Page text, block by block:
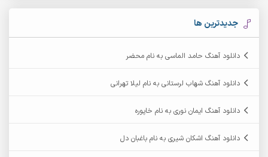
آرکاداش
جدیدترین ها
دانلود آهنگ حامد الماسی به نام محضر
دانلود آهنگ شهاب لرستانی به نام لیلا تهرانی
دانلود آهنگ ایمان نوری به نام خاپوره
دانلود آهنگ اشکان شیری به نام باغبان دل